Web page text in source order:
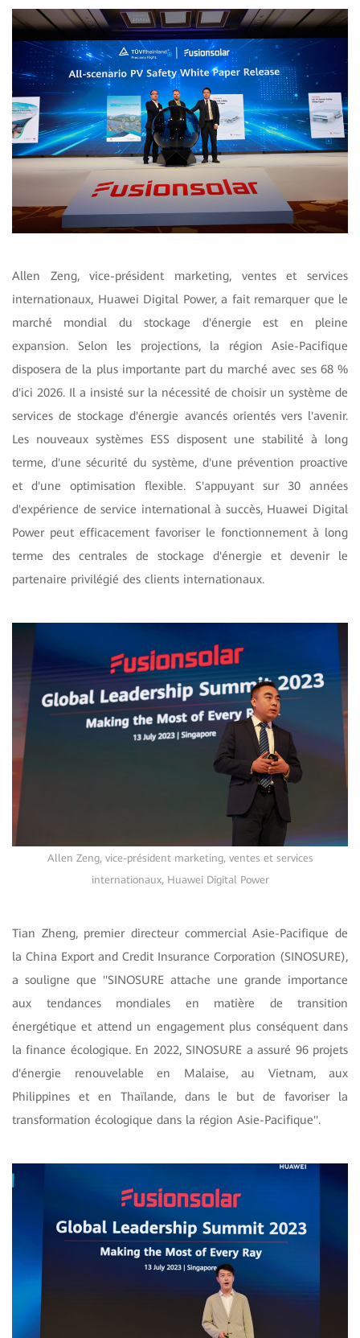
Allen Zeng, vice-président marketing, ventes et services
internationaux, Huawei Digital Power, a fait remarquer que le
marché mondial du stockage d'énergie est en pleine
expansion. Selon les projections, la région Asie-Pacifique
disposera de la plus importante part du marché avec ses 68 %
d'ici 2026. Il a insisté sur la nécessité de choisir un système de
services de stockage d'énergie avancés orientés vers l'avenir.
Les nouveaux systèmes ESS disposent une stabilité à long
terme, d'une sécurité du système, d'une prévention proactive
et d'une optimisation flexible. S'appuyant sur 30 années
d'expérience de service international à succès, Huawei Digital
Power peut efficacement favoriser le fonctionnement à long
terme des centrales de stockage d'énergie et devenir le
partenaire privilégié des clients internationaux.
Allen Zeng, vice-président marketing, ventes et services
internationaux, Huawei Digital Power
Tian Zheng, premier directeur commercial Asie-Pacifique de
la China Export and Credit Insurance Corporation (SINOSURE),
a souligne que ''SINOSURE attache une grande importance
aux tendances mondiales en matière de transition
énergétique et attend un engagement plus conséquent dans
la finance écologique. En 2022, SINOSURE a assuré 96 projets
d'énergie renouvelable en Malaise, au Vietnam, aux
Philippines et en Thaïlande, dans le but de favoriser la
transformation écologique dans la région Asie-Pacifique''.